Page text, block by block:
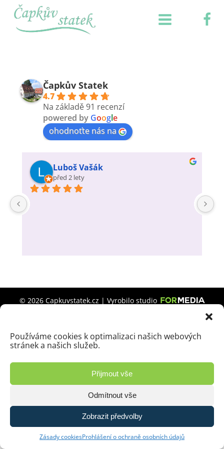
Používáme cookies k optimalizaci našich webových
stránek a našich služeb.
Přijmout vše
Odmítnout vše
Zobrazit předvolby
Zásady cookiesProhlášení o ochraně osobních údajů
Čapkův Statek
4.7
Na základě 91 recenzí
powered by Google
ohodnoťte nás na
Luboš Vašák
před 2 lety
© 2026 Capkuvstatek.cz | Vyrobilo studio